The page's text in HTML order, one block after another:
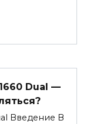
Dual —
Введение В